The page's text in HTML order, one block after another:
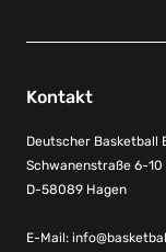
Kontakt
Deutscher Basketball
Schwanenstraße 6-10
D-58089 Hagen
E-Mail: